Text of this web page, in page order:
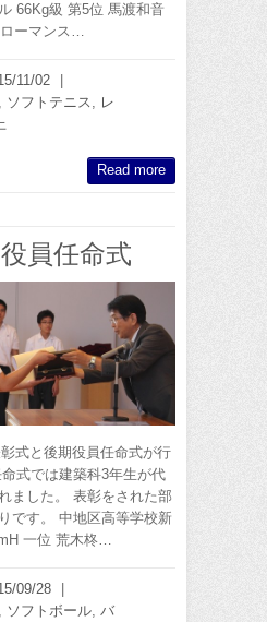
66Kg級 第5位 馬渡和音
ーマンス…
11/02
, ソフトテニス, レ
Read more
員任命式
式と後期役員任命式が行
式では建築科3年生が代
ました。 表彰をされた部
です。 中地区高等学校新
一位 荒木柊…
09/28
|
ソフトボール バ